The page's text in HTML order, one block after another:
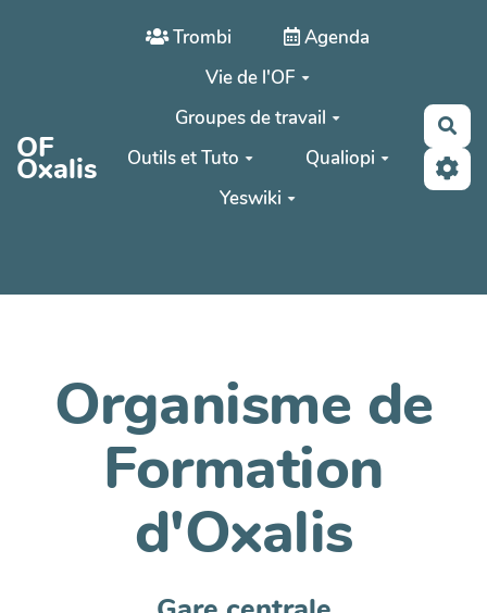
Aller au contenu principal
OF
Oxalis
Trombi
Agenda
Vie de l'OF
Groupes de travail
Outils et Tuto
Qualiopi
Yeswiki
Organisme de
Formation
d'Oxalis